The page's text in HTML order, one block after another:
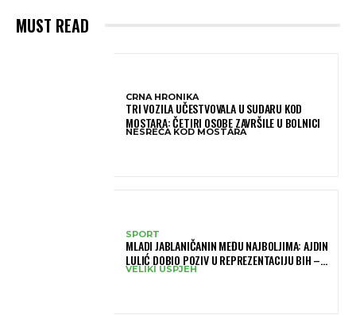
MUST READ
CRNA HRONIKA
TRI VOZILA UČESTVOVALA U SUDARU KOD
MOSTARA: ČETIRI OSOBE ZAVRŠILE U BOLNICI
NESREĆA KOD MOSTARA
SPORT
MLADI JABLANIČANIN MEĐU NAJBOLJIMA: AJDIN
LULIĆ DOBIO POZIV U REPREZENTACIJU BIH –
BRANIT ĆE BOJE BIH NA SLOVENIA BALL
VELIKI USPJEH